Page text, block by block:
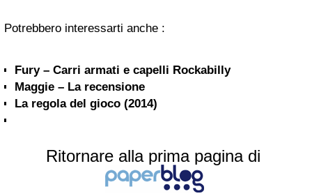
Potrebbero interessarti anche :
Fury – Carri armati e capelli Rockabilly
Maggie – La recensione
La regola del gioco (2014)
Ritornare alla prima pagina di